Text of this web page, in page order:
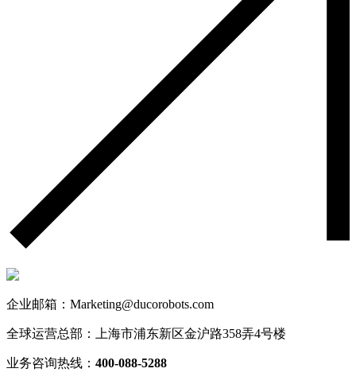
企业邮箱：Marketing@ducorobots.com
全球运营总部：上海市浦东新区金沪路358弄4号楼
业务咨询热线： 400-088-5288